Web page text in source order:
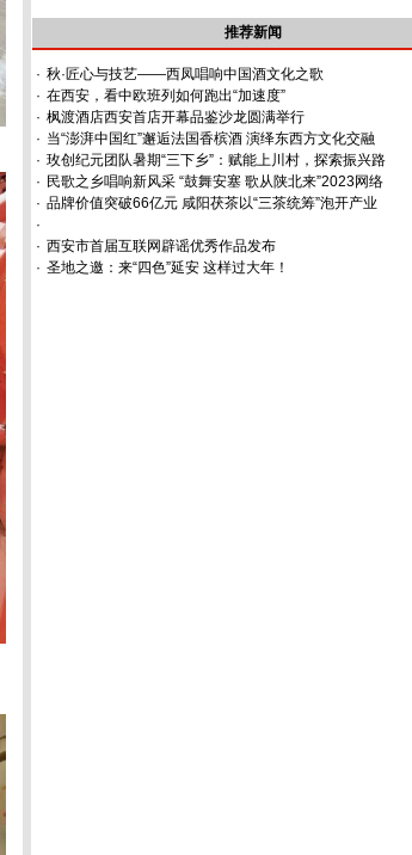
推荐新闻
· 秋·匠心与技艺——西凤唱响中国酒文化之歌
· 在西安，看中欧班列如何跑出“加速度”
· 枫渡酒店西安首店开幕品鉴沙龙圆满举行
· 当“澎湃中国红”邂逅法国香槟酒 演绎东西方文化交融
· 玫创纪元团队暑期“三下乡”：赋能上川村，探索振兴路
· 民歌之乡唱响新风采 “鼓舞安塞 歌从陕北来”2023网络
· 品牌价值突破66亿元 咸阳茯茶以“三茶统筹”泡开产业
·
· 西安市首届互联网辟谣优秀作品发布
· 圣地之邀：来“四色”延安 这样过大年！